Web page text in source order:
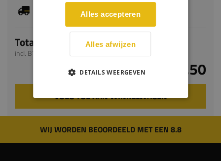
Dit artikel is voorradig, de verwachte levertijd
bedraagt 1-3 werkdagen
Totaal
incl. BTW
€ 7,50
VOEG TOE AAN WINKELWAGEN
WIJ WORDEN BEOORDEELD MET EEN 8.8
Alles accepteren
Alles afwijzen
DETAILS WEERGEVEN